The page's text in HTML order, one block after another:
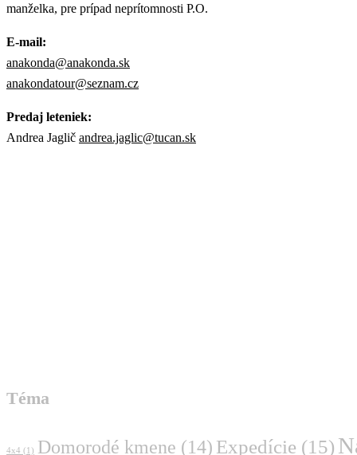
manželka, pre prípad neprítomnosti P.O.
E-mail:
anakonda@anakonda.sk
anakondatour@seznam.cz
Predaj leteniek:
Andrea Jaglič andrea.jaglic@tucan.sk
Téma
4x4 (1) Domorodé kmene (14) Expedície (15)